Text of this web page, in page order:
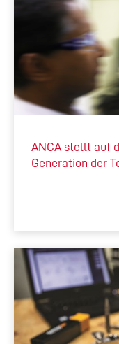
ANCA stellt auf
Generation der